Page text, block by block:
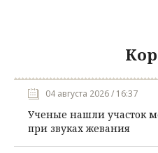
04 августа 2026 / 16:37
Ученые нашли участок
при звуках жевания